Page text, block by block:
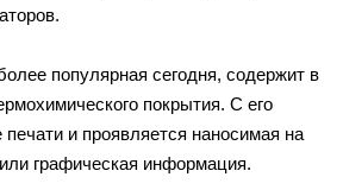
популярная сегодня, содержит в
покрытия. С его
и проявляется наносимая на
графическая информация.